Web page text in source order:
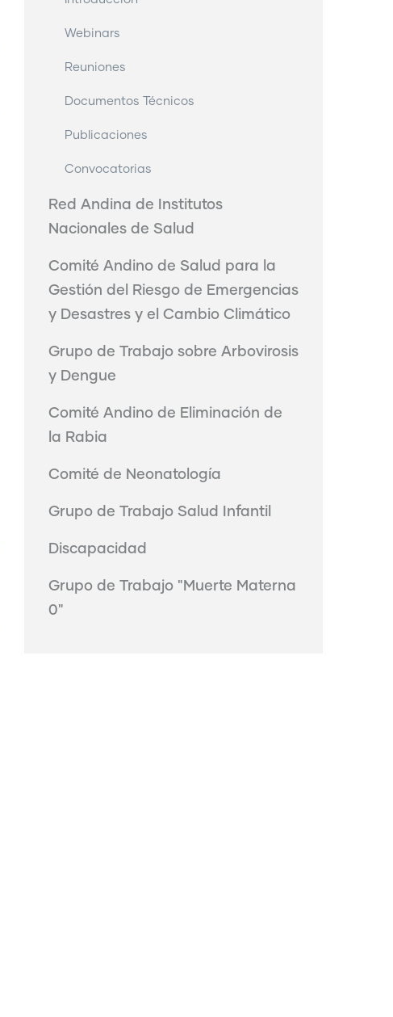
Webinars
Reuniones
Documentos Técnicos
Publicaciones
Convocatorias
Red Andina de Institutos
Nacionales de Salud
Comité Andino de Salud para la
Gestión del Riesgo de Emergencias
y Desastres y el Cambio Climático
Grupo de Trabajo sobre Arbovirosis
y Dengue
Comité Andino de Eliminación de
la Rabia
Comité de Neonatología
Grupo de Trabajo Salud Infantil
Discapacidad
Grupo de Trabajo "Muerte Materna
0"